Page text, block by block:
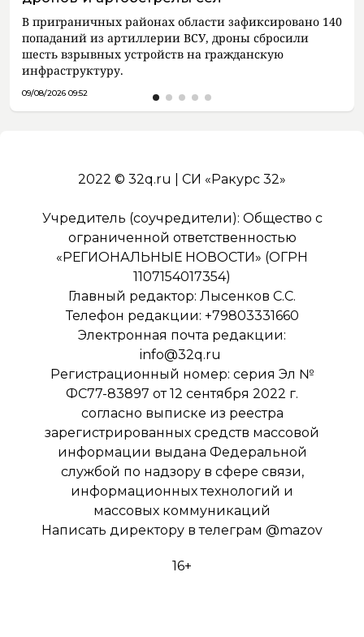
В приграничных районах области зафиксировано 140
попаданий из артиллерии ВСУ, дроны сбросили
шесть взрывных устройств на гражданскую
инфраструктуру.
09/08/2026 09:52
2022 © 32q.ru | СИ «Ракурс 32»
Учредитель (соучредители): Общество с
ограниченной ответственностью
«РЕГИОНАЛЬНЫЕ НОВОСТИ» (ОГРН
1107154017354)
Главный редактор: Лысенков С.С.
Телефон редакции: +79803331660
Электронная почта редакции:
info@32q.ru
Регистрационный номер: серия Эл №
ФС77-83897 от 12 сентября 2022 г.
согласно выписке из реестра
зарегистрированных средств массовой
информации выдана Федеральной
службой по надзору в сфере связи,
информационных технологий и
массовых коммуникаций
Написать директору в телеграм @mazov
16+